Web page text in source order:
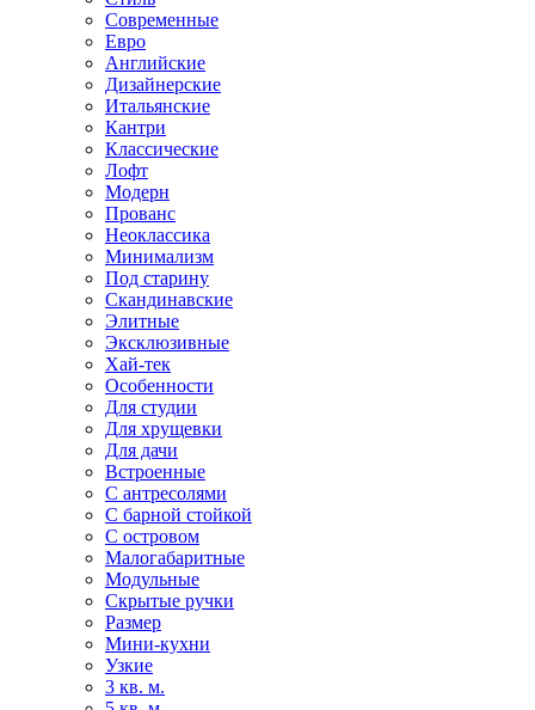
Современные
Евро
Английские
Дизайнерские
Итальянские
Кантри
Классические
Лофт
Модерн
Прованс
Неоклассика
Минимализм
Под старину
Скандинавские
Элитные
Эксклюзивные
Хай-тек
Особенности
Для студии
Для хрущевки
Для дачи
Встроенные
С антресолями
С барной стойкой
С островом
Малогабаритные
Модульные
Скрытые ручки
Размер
Мини-кухни
Узкие
3 кв. м.